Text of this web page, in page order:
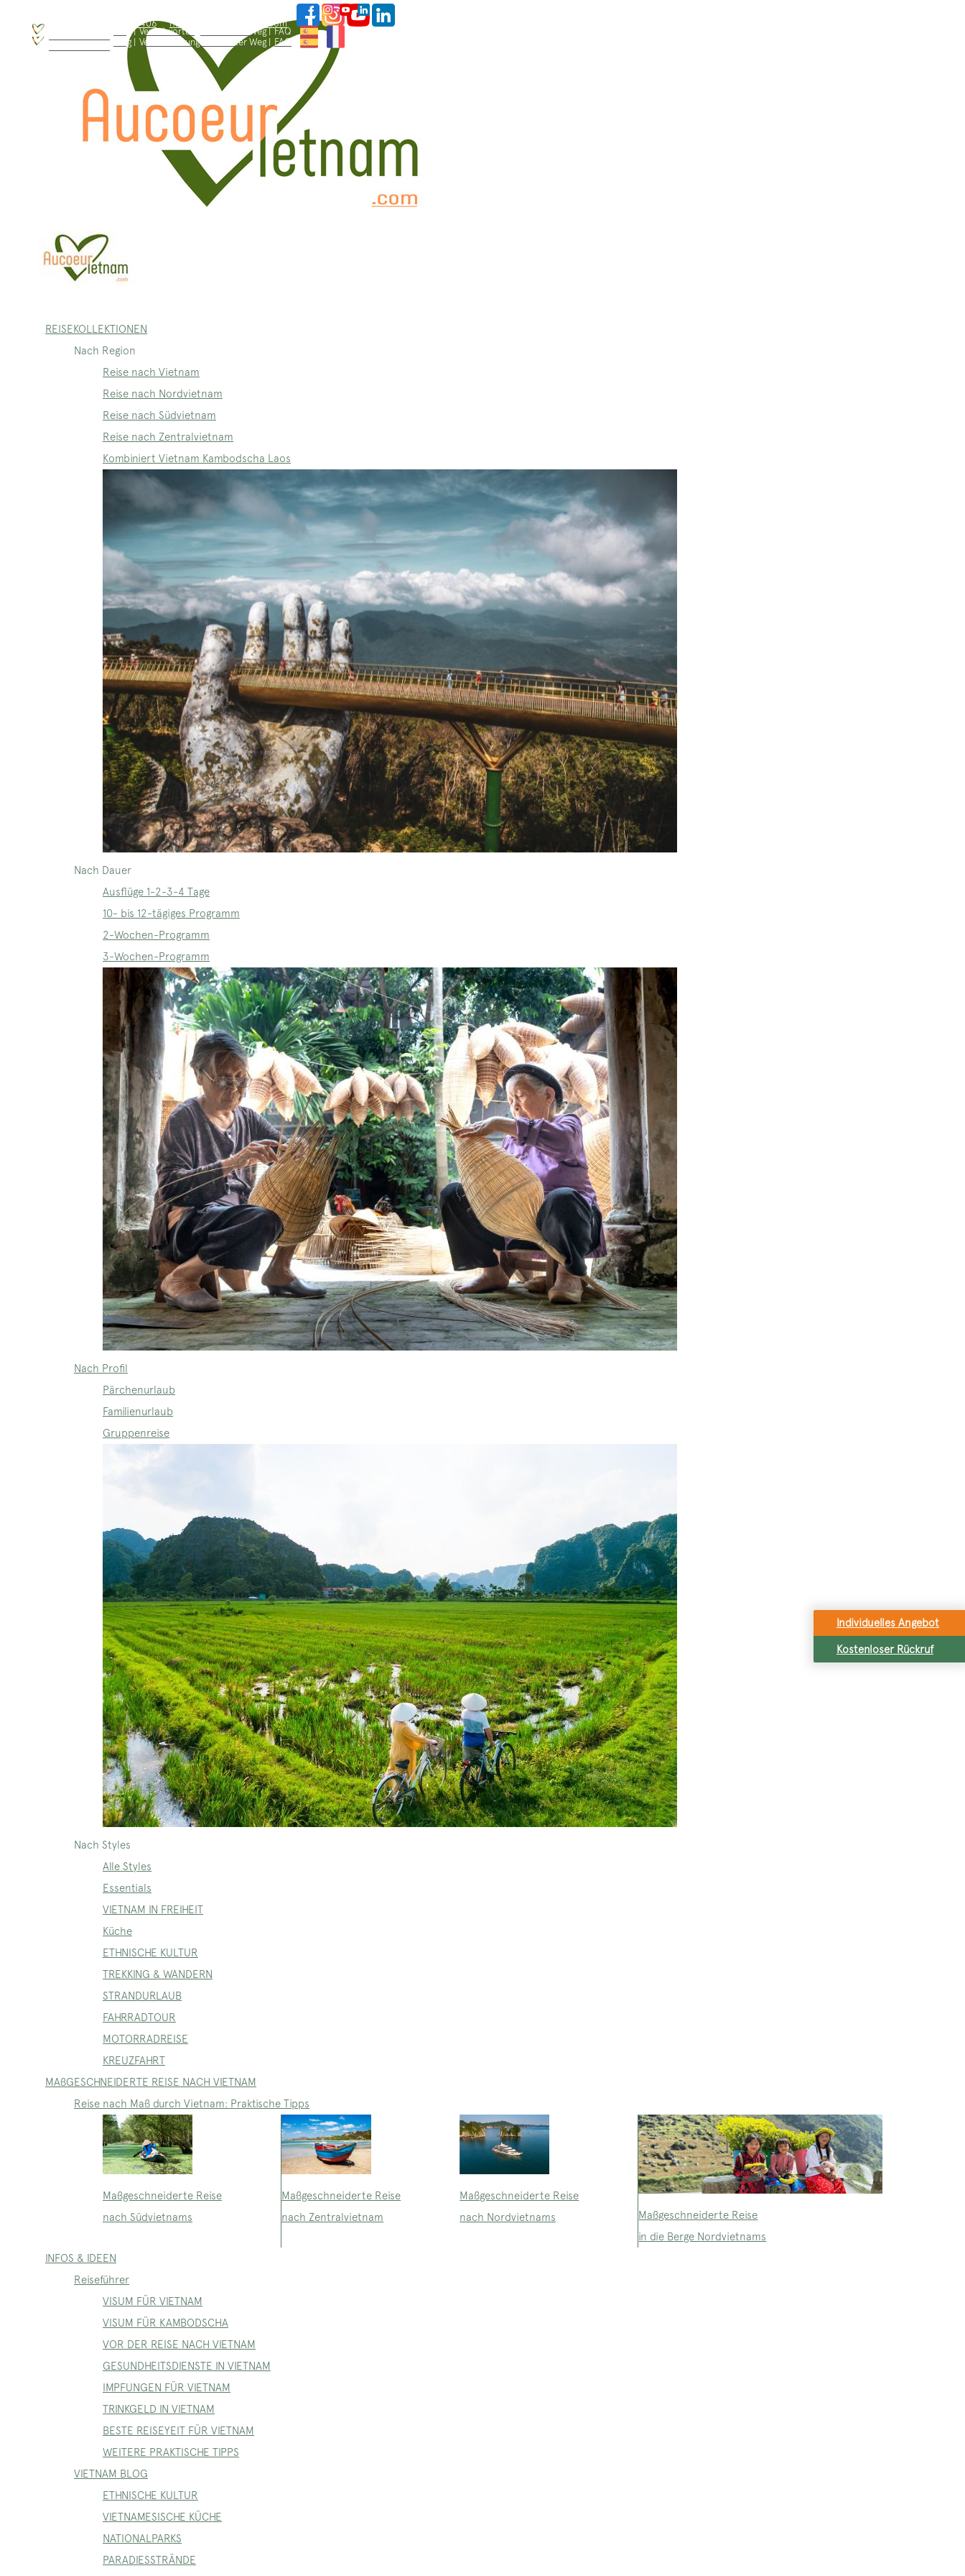
WhatsApp: +84.909.426.406 hallo@aucoeurvietnam.com
Blog | Verantwortungsbewusster Weg | FAQ
REISEKOLLEKTIONEN
Nach Region
Reise nach Vietnam
Reise nach Nordvietnam
Reise nach Südvietnam
Reise nach Zentralvietnam
Kombiniert Vietnam Kambodscha Laos
Nach Dauer
Ausflüge 1-2-3-4 Tage
10- bis 12-tägiges Programm
2-Wochen-Programm
3-Wochen-Programm
Nach Profil
Pärchenurlaub
Familienurlaub
Gruppenreise
Nach Styles
Alle Styles
Essentials
VIETNAM IN FREIHEIT
Küche
ETHNISCHE KULTUR
TREKKING & WANDERN
STRANDURLAUB
FAHRRADTOUR
MOTORRADREISE
KREUZFAHRT
MAßGESCHNEIDERTE REISE NACH VIETNAM
Reise nach Maß durch Vietnam: Praktische Tipps
Maßgeschneiderte Reise
nach Südvietnams
Maßgeschneiderte Reise
nach Zentralvietnam
Maßgeschneiderte Reise
nach Nordvietnams
Maßgeschneiderte Reise
in die Berge Nordvietnams
INFOS & IDEEN
Reiseführer
VISUM FÜR VIETNAM
VISUM FÜR KAMBODSCHA
VOR DER REISE NACH VIETNAM
GESUNDHEITSDIENSTE IN VIETNAM
IMPFUNGEN FÜR VIETNAM
TRINKGELD IN VIETNAM
BESTE REISEYEIT FÜR VIETNAM
WEITERE PRAKTISCHE TIPPS
VIETNAM BLOG
ETHNISCHE KULTUR
VIETNAMESISCHE KÜCHE
NATIONALPARKS
PARADIESSTRÄNDE
Blog | Verantwortungsbewusster Weg | FAQ
Individuelles Angebot
Kostenloser Rückruf